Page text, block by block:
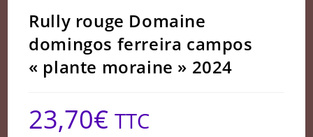
Rully rouge Domaine
domingos ferreira campos
« plante moraine » 2024
23,70€ TTC